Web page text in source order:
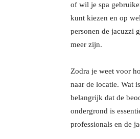
of wil je spa
kunt kiezen en op
personen de jacuzzi
meer zijn.
Zodra je weet voor
naar de locatie. Wat
belangrijk dat de
ondergrond is
professionals en de